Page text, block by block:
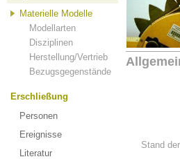
Materielle Modelle
Modellarten
Disziplinen
Herstellung/Vertrieb
Bezugsgegenstände
Erschließung
Personen
Ereignisse
Literatur
Stand